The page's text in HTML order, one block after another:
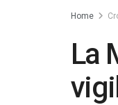
Home
La